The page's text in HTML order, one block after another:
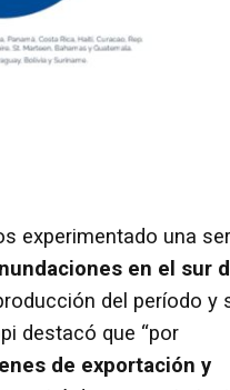
experimentado una
en el sur
del período y
destacó que “por
de exportación y